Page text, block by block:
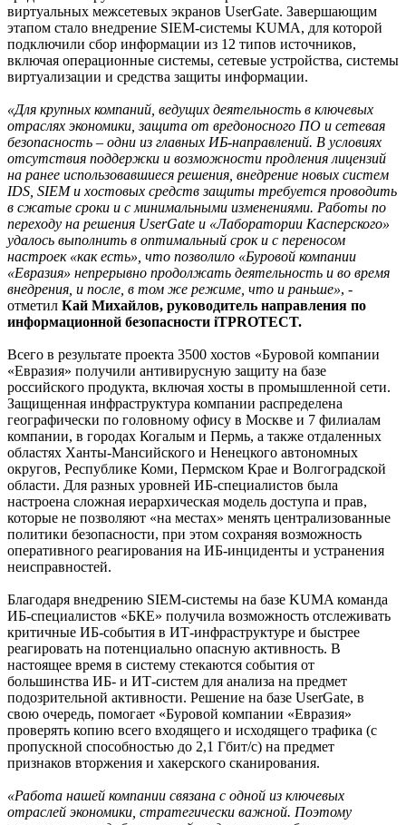
виртуальных межсетевых экранов UserGate. Завершающим
этапом стало внедрение SIEM-системы KUMA, для которой
подключили сбор информации из 12 типов источников,
включая операционные системы, сетевые устройства, системы
виртуализации и средства защиты информации.
«Для крупных компаний, ведущих деятельность в ключевых
отраслях экономики, защита от вредоносного ПО и сетевая
безопасность – одни из главных ИБ-направлений. В условиях
отсутствия поддержки и возможности продления лицензий
на ранее использовавшиеся решения, внедрение новых систем
IDS, SIEM и хостовых средств защиты требуется проводить
в сжатые сроки и с минимальными изменениями. Работы по
переходу на решения UserGate и «Лаборатории Касперского»
удалось выполнить в оптимальный срок и с переносом
настроек «как есть», что позволило «Буровой компании
«Евразия» непрерывно продолжать деятельность и во время
внедрения, и после, в том же режиме, что и раньше», -
отметил Кай Михайлов, руководитель направления по
информационной безопасности iTPROTECT.
Всего в результате проекта 3500 хостов «Буровой компании
«Евразия» получили антивирусную защиту на базе
российского продукта, включая хосты в промышленной сети.
Защищенная инфраструктура компании распределена
географически по головному офису в Москве и 7 филиалам
компании, в городах Когалым и Пермь, а также отдаленных
областях Ханты-Мансийского и Ненецкого автономных
округов, Республике Коми, Пермском Крае и Волгоградской
области. Для разных уровней ИБ-специалистов была
настроена сложная иерархическая модель доступа и прав,
которые не позволяют «на местах» менять централизованные
политики безопасности, при этом сохраняя возможность
оперативного реагирования на ИБ-инциденты и устранения
неисправностей.
Благодаря внедрению SIEM-системы на базе KUMA команда
ИБ-специалистов «БКЕ» получила возможность отслеживать
критичные ИБ-события в ИТ-инфраструктуре и быстрее
реагировать на потенциально опасную активность. В
настоящее время в систему стекаются события от
большинства ИБ- и ИТ-систем для анализа на предмет
подозрительной активности. Решение на базе UserGate, в
свою очередь, помогает «Буровой компании «Евразия»
проверять копию всего входящего и исходящего трафика (с
пропускной способностью до 2,1 Гбит/с) на предмет
признаков вторжения и хакерского сканирования.
«Работа нашей компании связана с одной из ключевых
отраслей экономики, стратегически важной. Поэтому